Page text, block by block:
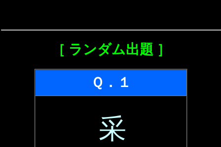
［ ランダム出題 ］
Ｑ．１
采